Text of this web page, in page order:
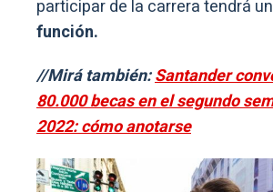
participar de la carrera tendrá
función.
//Mirá también:Santander
80.000 becas en el segundo
2022: cómo anotarse